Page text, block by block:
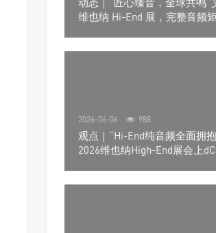
维也纳 Hi-End 展，完整音频
2026-06-06 988
观点｜“Hi-End纯音频全面拥
2026维也纳High-End展会上